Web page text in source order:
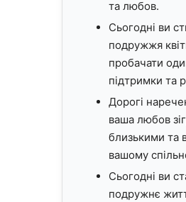
та любов.
Сьогодні ви
подружжя
пробачати
підтримки та
Дорогі
ваша любов
близькими та
вашому
Сьогодні ви
подружнє